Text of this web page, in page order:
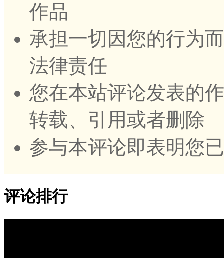
作品
承担一切因您的行为
法律责任
您在本站评论发表的
转载、引用或者删除
参与本评论即表明您
评论排行